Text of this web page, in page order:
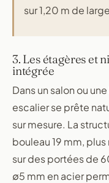
sur 1,20 m de
3. Les étagères et
intégrée
Dans un salon ou
escalier se prête
sur mesure. La
bouleau 19 mm,
sur des portées de
∅5 mm en acier